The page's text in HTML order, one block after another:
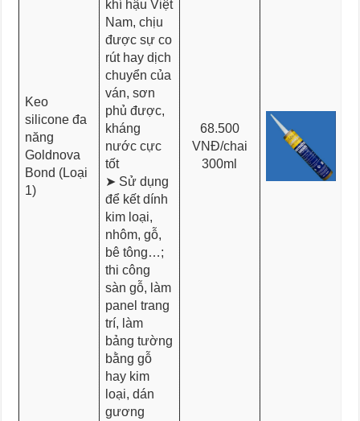
Keo
silicone đa
năng
Goldnova
Bond (Loại
1)
khí hậu Việt
Nam, chịu
được sự co
rút hay dịch
chuyển của
ván, sơn
phủ được,
kháng
nước cực
tốt
➤ Sử dụng
để kết dính
kim loại,
nhôm, gỗ,
bê tông…;
thi công
sàn gỗ, làm
panel trang
trí, làm
bảng tường
bằng gỗ
hay kim
loại, dán
gương
68.500
VNĐ/chai
300ml